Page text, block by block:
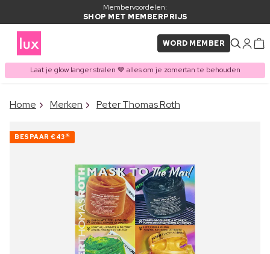
Membervoordelen:
SHOP MET MEMBERPRIJS
WORD MEMBER
Laat je glow langer stralen 🤎 alles om je zomertan te behouden
ITEM TOEGEVOEGD AAN
Home Merken Peter Thomas Roth
BESPAAR €43 40